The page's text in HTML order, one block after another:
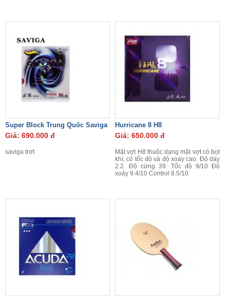
Super Block Trung Quốc Saviga
Giá: 690.000 đ
saviga trợt
Hurricane 8 H8
Giá: 650.000 đ
Mặt vợt H8 thuộc dạng mặt vợt có bọt
khí, có tốc độ và độ xoáy cao. Độ dày
2.2. Độ cứng 39. Tốc độ 9/10 Độ
xoáy 9.4/10 Control 8.5/10